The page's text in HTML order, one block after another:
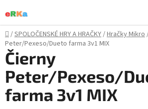
na
obsah
Domov
/SPOLOČENSKÉ HRY A HRAČKY/Hračky Mikro
Peter/Pexeso/Dueto farma 3v1 MIX
Čierny
Peter/Pexeso/
farma 3v1 MIX